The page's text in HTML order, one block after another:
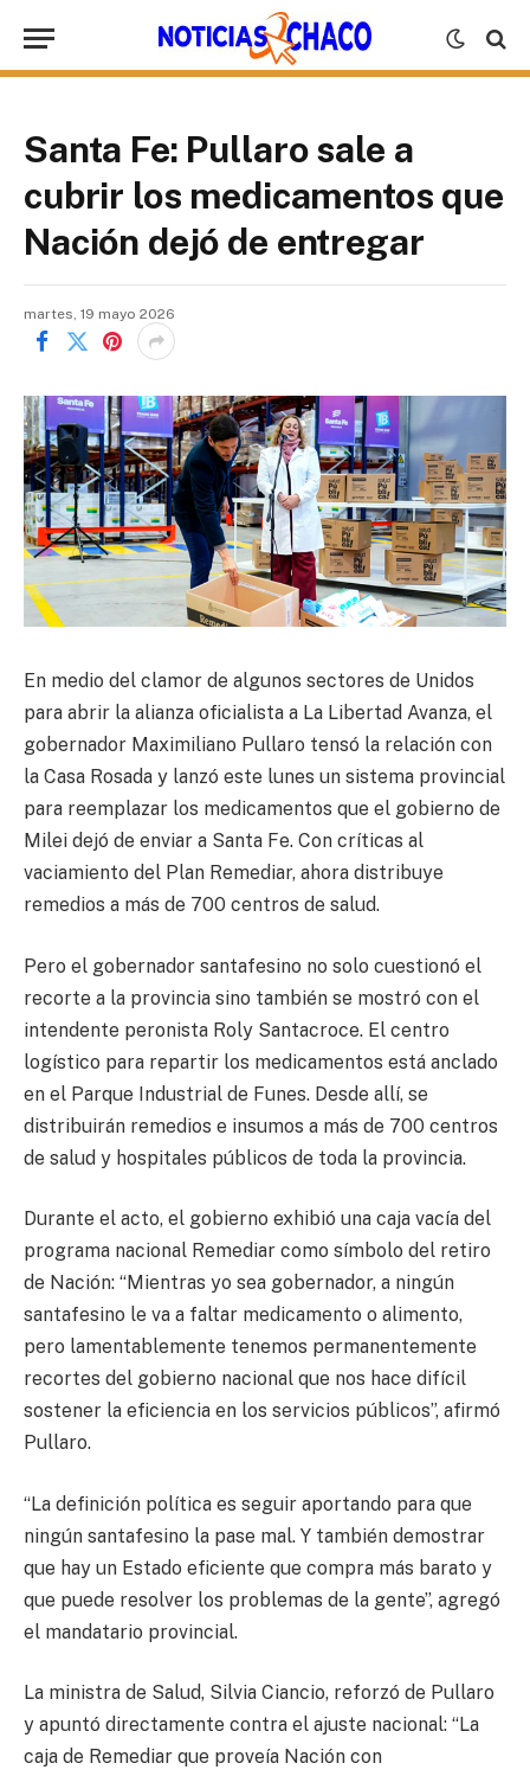
Santa Fe: Pullaro sale a
cubrir los medicamentos que
Nación dejó de entregar
martes, 19 mayo 2026
En medio del clamor de algunos sectores de Unidos
para abrir la alianza oficialista a La Libertad Avanza, el
gobernador Maximiliano Pullaro tensó la relación con
la Casa Rosada y lanzó este lunes un sistema provincial
para reemplazar los medicamentos que el gobierno de
Milei dejó de enviar a Santa Fe. Con críticas al
vaciamiento del Plan Remediar, ahora distribuye
remedios a más de 700 centros de salud.
Pero el gobernador santafesino no solo cuestionó el
recorte a la provincia sino también se mostró con el
intendente peronista Roly Santacroce. El centro
logístico para repartir los medicamentos está anclado
en el Parque Industrial de Funes. Desde allí, se
distribuirán remedios e insumos a más de 700 centros
de salud y hospitales públicos de toda la provincia.
Durante el acto, el gobierno exhibió una caja vacía del
programa nacional Remediar como símbolo del retiro
de Nación: “Mientras yo sea gobernador, a ningún
santafesino le va a faltar medicamento o alimento,
pero lamentablemente tenemos permanentemente
recortes del gobierno nacional que nos hace difícil
sostener la eficiencia en los servicios públicos”, afirmó
Pullaro.
“La definición política es seguir aportando para que
ningún santafesino la pase mal. Y también demostrar
que hay un Estado eficiente que compra más barato y
que puede resolver los problemas de la gente”, agregó
el mandatario provincial.
La ministra de Salud, Silvia Ciancio, reforzó de Pullaro
y apuntó directamente contra el ajuste nacional: “La
caja de Remediar que proveía Nación con